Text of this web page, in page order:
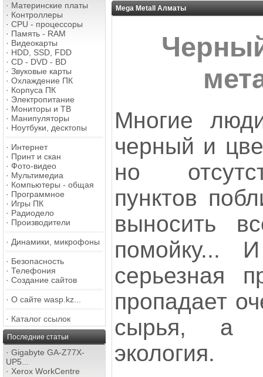
· Материнские платы
· Контроллеры
· CPU - процессоры
· Память - RAM
· Видеокарты
· HDD, SSD, FDD
· CD - DVD - BD
· Звуковые карты
· Охлаждение ПК
· Корпуса ПК
· Электропитание
· Мониторы и ТВ
· Манипуляторы
· Ноутбуки, десктопы
· Интернет
· Принт и скан
· Фото-видео
· Мультимедиа
· Компьютеры - общая
· Программное
· Игры ПК
· Радиодело
· Производители
· Динамики, микрофоны
· Безопасность
· Телефония
· Создание сайтов
· О сайте wasp.kz...
· Каталог ссылок
Последние статьи
· Gigabyte GA-Z77X-
UP5...
· Xerox WorkCentre
Mega Metall Алматы
Многие
черный и
но
пунктов
выносить
помойку...
серьезная
пропадает
сырья, а
экология.